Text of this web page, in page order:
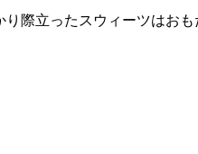
際立ったスウィーツはお